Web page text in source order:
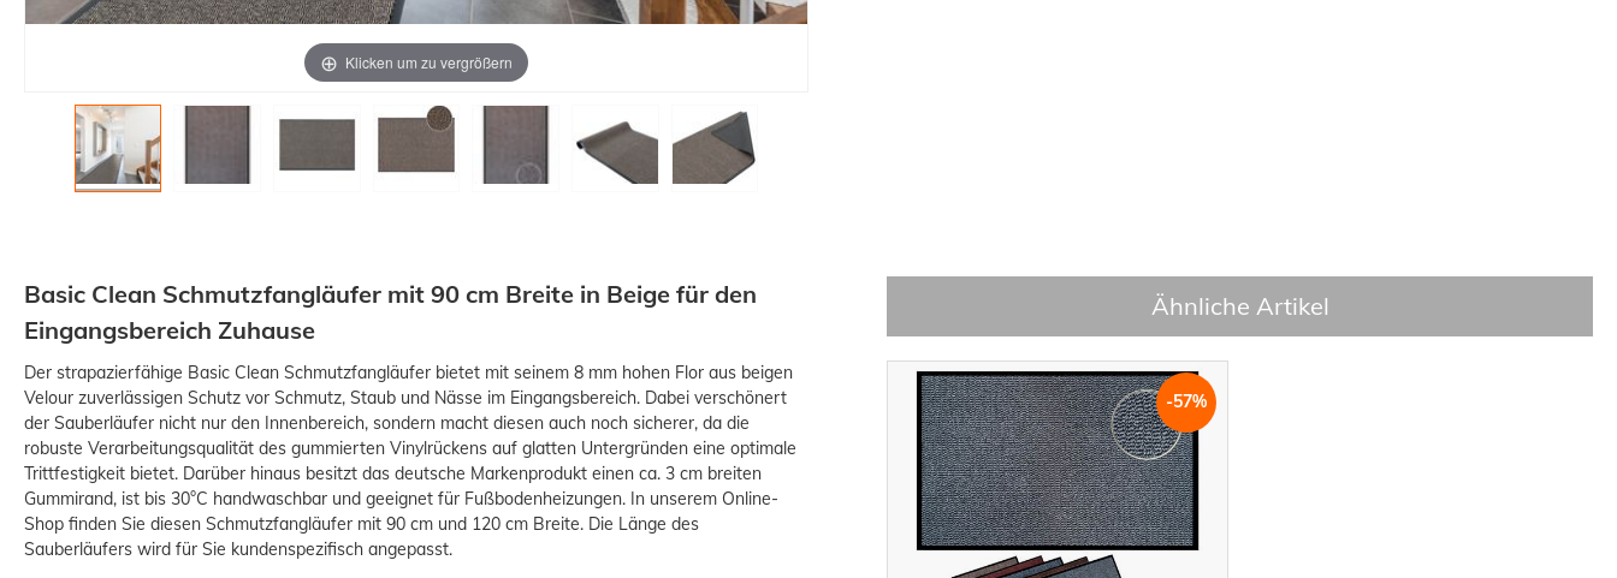
Klicken um zu vergrößern
Basic Clean Schmutzfangläufer mit 90 cm Breite in Beige für den
Eingangsbereich Zuhause
Der strapazierfähige Basic Clean Schmutzfangläufer bietet mit seinem 8 mm hohen Flor aus beigen
Velour zuverlässigen Schutz vor Schmutz, Staub und Nässe im Eingangsbereich. Dabei verschönert
der Sauberläufer nicht nur den Innenbereich, sondern macht diesen auch noch sicherer, da die
robuste Verarbeitungsqualität des gummierten Vinylrückens auf glatten Untergründen eine optimale
Trittfestigkeit bietet. Darüber hinaus besitzt das deutsche Markenprodukt einen ca. 3 cm breiten
Gummirand, ist bis 30°C handwaschbar und geeignet für Fußbodenheizungen. In unserem Online-
Shop finden Sie diesen Schmutzfangläufer mit 90 cm und 120 cm Breite. Die Länge des
Sauberläufers wird für Sie kundenspezifisch angepasst.
Ähnliche Artikel
-57%